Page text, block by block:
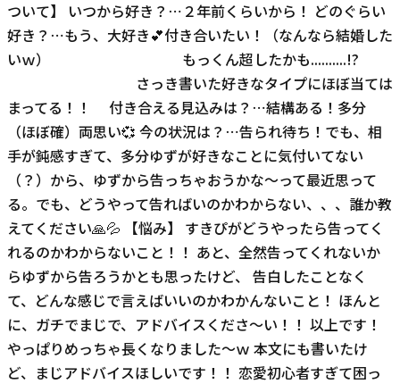
ついて】 いつから好き？⋯２年前くらいから！ どのぐらい
好き？⋯もう、大好き💕付き合いたい！（なんなら結婚した
いｗ） もっくん超したかも..........!?
さっき書いた好きなタイプにほぼ当ては
まってる！！ 付き合える見込みは？⋯結構ある！多分
（ほぼ確）両思い💞 今の状況は？⋯告られ待ち！でも、相
手が鈍感すぎて、多分ゆずが好きなことに気付いてない
（？）から、ゆずから告っちゃおうかな〜って最近思って
る。でも、どうやって告ればいのかわからない、、、誰か教
えてください🙏💦 【悩み】 すきぴがどうやったら告ってく
れるのかわからないこと！！ あと、全然告ってくれないか
らゆずから告ろうかとも思ったけど、 告白したことなく
て、どんな感じで言えばいいのかわかんないこと！ ほんと
に、ガチでまじで、アドバイスくださ〜い！！ 以上です！
やっぱりめっちゃ長くなりました〜ｗ 本文にも書いたけ
ど、まじアドバイスほしいです！！ 恋愛初心者すぎて困っ